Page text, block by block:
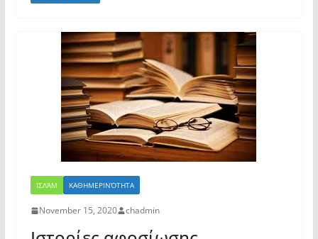
ΙΣΛΆΜ ΚΑΘΗΜΕΡΙΝΌΤΗΤΑ
November 15, 2020 chadmin